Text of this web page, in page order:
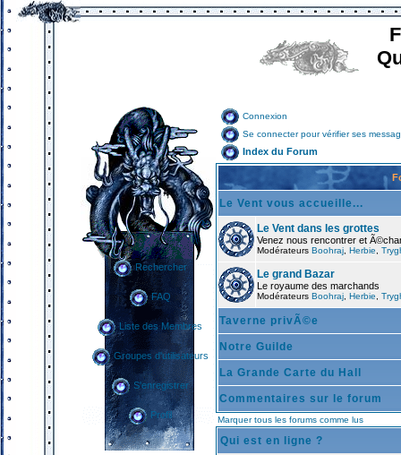
Rechercher
FAQ
Liste des Membres
Groupes d'utilisateurs
S'enregistrer
Profil
Connexion
Se connecter pour vérifier ses
Index du Forum
Le Vent vous accueille...
Le Vent dans les grottes
Venez nous rencontrer et
Modérateurs Boohraj Herbie
Le grand Bazar
Le royaume des marchands
Modérateurs Boohraj Herbie
Taverne privÃ©e
Notre Guilde
La Grande Carte du Hall
Commentaires sur le forum
Marquer tous les forums comme lus
Qui est en ligne ?